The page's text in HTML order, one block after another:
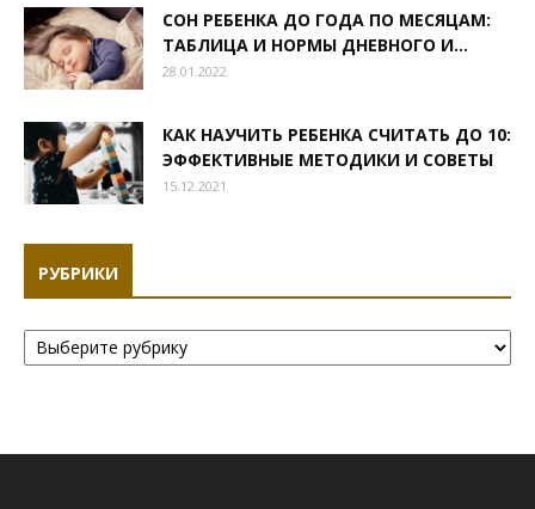
СОН РЕБЕНКА ДО ГОДА ПО МЕСЯЦАМ:
ТАБЛИЦА И НОРМЫ ДНЕВНОГО И...
28.01.2022
КАК НАУЧИТЬ РЕБЕНКА СЧИТАТЬ ДО 10:
ЭФФЕКТИВНЫЕ МЕТОДИКИ И СОВЕТЫ
15.12.2021
РУБРИКИ
Рубрики